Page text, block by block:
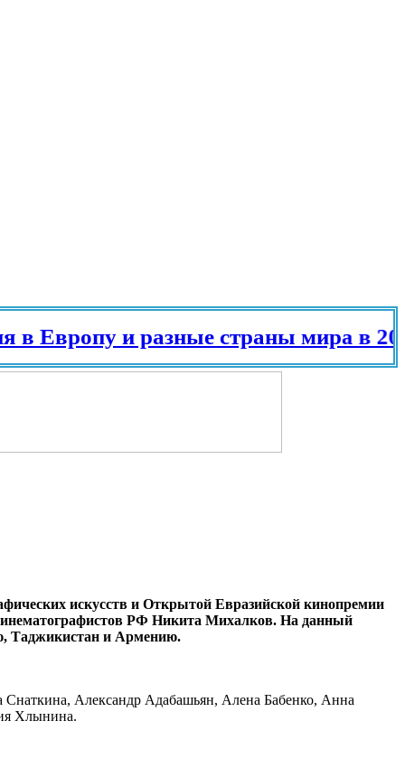
и разные страны мира в 2025
искусств и Открытой Евразийской кинопремии
РФ Никита Михалков. На данный
Таджикистан и Армению.
Александр Адабашьян, Алена Бабенко, Анна
Хлынина.